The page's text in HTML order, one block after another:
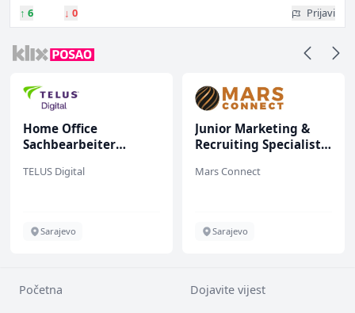
↑ 6 ↓ 0 Prijavi
Home Office
Sachbearbeiter
bekannten deutschen
TELUS Digital
Sarajevo
Junior Marketing &
Recruiting Specialist
Mars Connect
Sarajevo
Početna Dojavite vijest